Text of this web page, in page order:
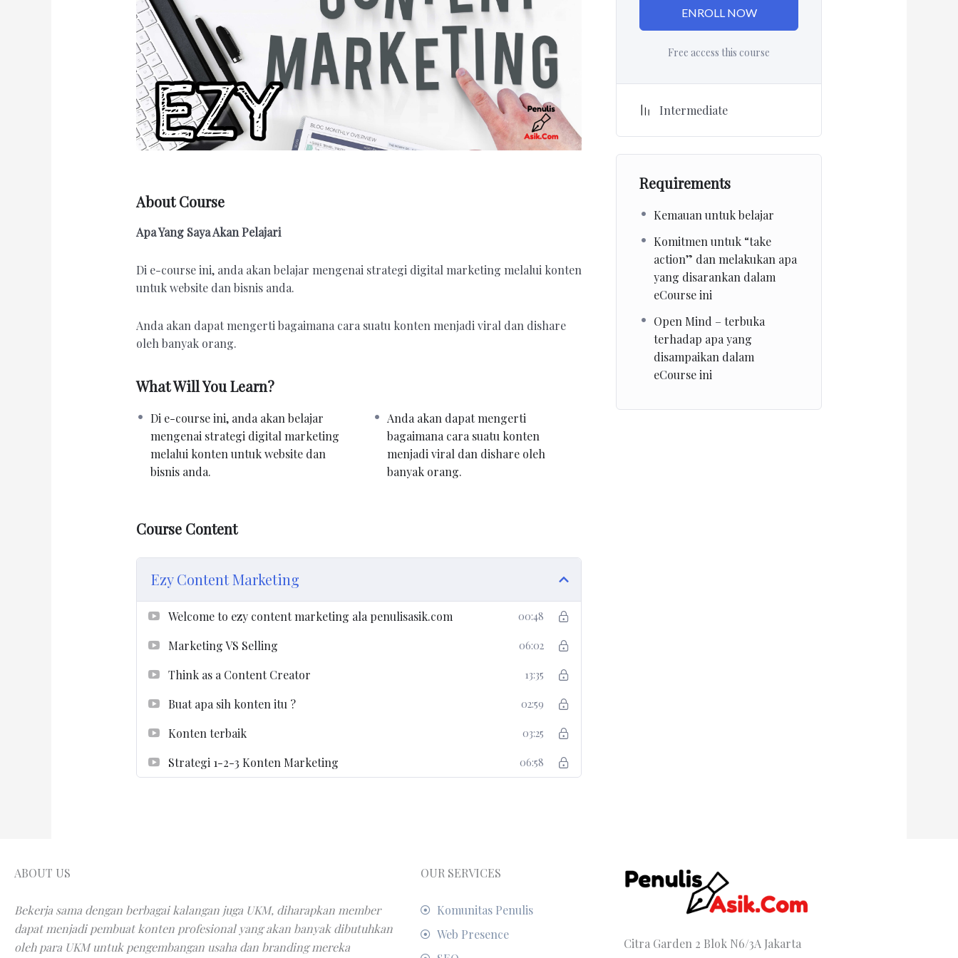
About Course
Apa Yang Saya Akan Pelajari
Di e-course ini, anda akan belajar mengenai strategi digital marketing melalui konten
untuk website dan bisnis anda.
Anda akan dapat mengerti bagaimana cara suatu konten menjadi viral dan dishare
oleh banyak orang.
What Will You Learn?
Di e-course ini, anda akan belajar
mengenai strategi digital marketing
melalui konten untuk website dan
bisnis anda.
Anda akan dapat mengerti
bagaimana cara suatu konten
menjadi viral dan dishare oleh
banyak orang.
Course Content
Ezy Content Marketing
Welcome to ezy content marketing ala penulisasik.com 00:48
Marketing VS Selling 06:02
Think as a Content Creator 13:35
Buat apa sih konten itu ? 02:59
Konten terbaik 03:25
Strategi 1-2-3 Konten Marketing 06:58
ENROLL NOW
Free access this course
Intermediate
Requirements
Kemauan untuk belajar
Komitmen untuk “take
action” dan melakukan apa
yang disarankan dalam
eCourse ini
Open Mind – terbuka
terhadap apa yang
disampaikan dalam
eCourse ini
ABOUT US
Bekerja sama dengan berbagai kalangan juga UKM, diharapkan member
dapat menjadi pembuat konten profesional yang akan banyak dibutuhkan
oleh para UKM untuk pengembangan usaha dan branding mereka
OUR SERVICES
Komunitas Penulis
Web Presence
Citra Garden 2 Blok N6/3A Jakarta